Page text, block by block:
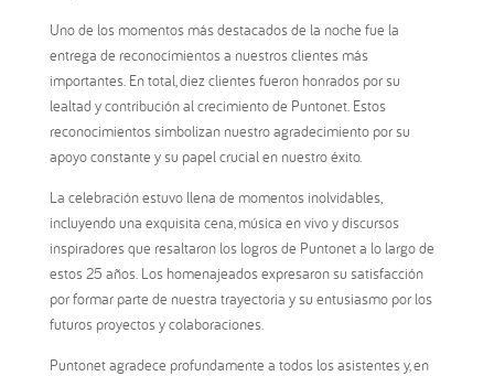
Uno de los momentos más destacados de la noche fue la
entrega de reconocimientos a nuestros clientes más
importantes. En total, diez clientes fueron honrados por su
lealtad y contribución al crecimiento de Puntonet. Estos
reconocimientos simbolizan nuestro agradecimiento por su
apoyo constante y su papel crucial en nuestro éxito.
La celebración estuvo llena de momentos inolvidables,
incluyendo una exquisita cena, música en vivo y discursos
inspiradores que resaltaron los logros de Puntonet a lo largo de
estos 25 años. Los homenajeados expresaron su satisfacción
por formar parte de nuestra trayectoria y su entusiasmo por los
futuros proyectos y colaboraciones.
Puntonet agradece profundamente a todos los asistentes y, en